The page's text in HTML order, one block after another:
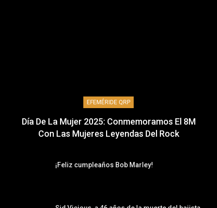
EFEMÉRIDE QRP
Día De La Mujer 2025: Conmemoramos El 8M
Con Las Mujeres Leyendas Del Rock
¡Feliz cumpleaños Bob Marley!